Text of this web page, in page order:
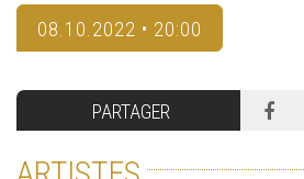
08.10.2022 • 20:00
PARTAGER